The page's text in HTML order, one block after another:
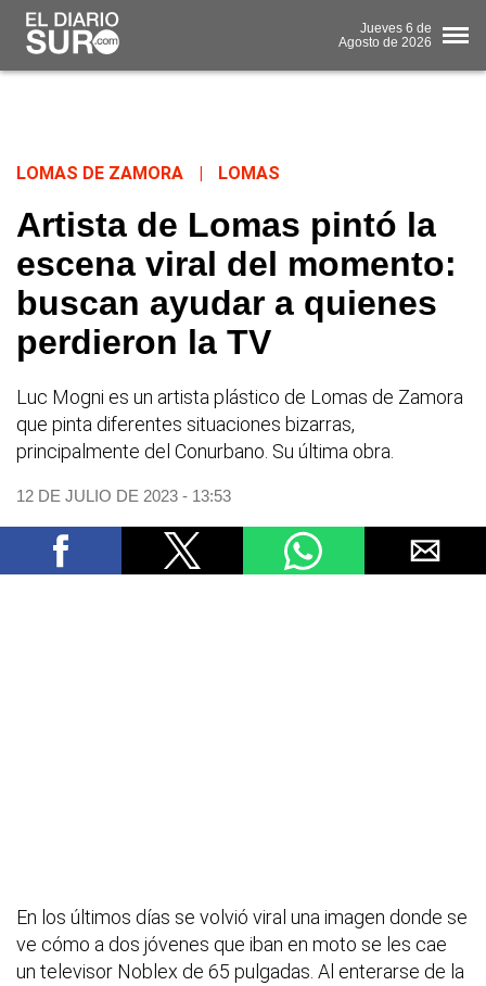
Jueves 6 de
Agosto de 2026
LOMAS DE ZAMORA LOMAS
Artista de Lomas pintó la
escena viral del momento:
buscan ayudar a quienes
perdieron la TV
Luc Mogni es un artista plástico de Lomas de Zamora
que pinta diferentes situaciones bizarras,
principalmente del Conurbano. Su última obra.
12 DE JULIO DE 2023 - 13:53
En los últimos días se volvió viral una imagen donde se
ve cómo a dos jóvenes que iban en moto se les cae
un televisor Noblex de 65 pulgadas. Al enterarse de la